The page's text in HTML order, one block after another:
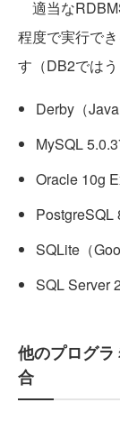
適当な
程度で実行で
す（DB2ではう
Derby（
MySQL
Oracle 10g
PostgreSQL
SQLite（
SQL Server
他のプログ
合